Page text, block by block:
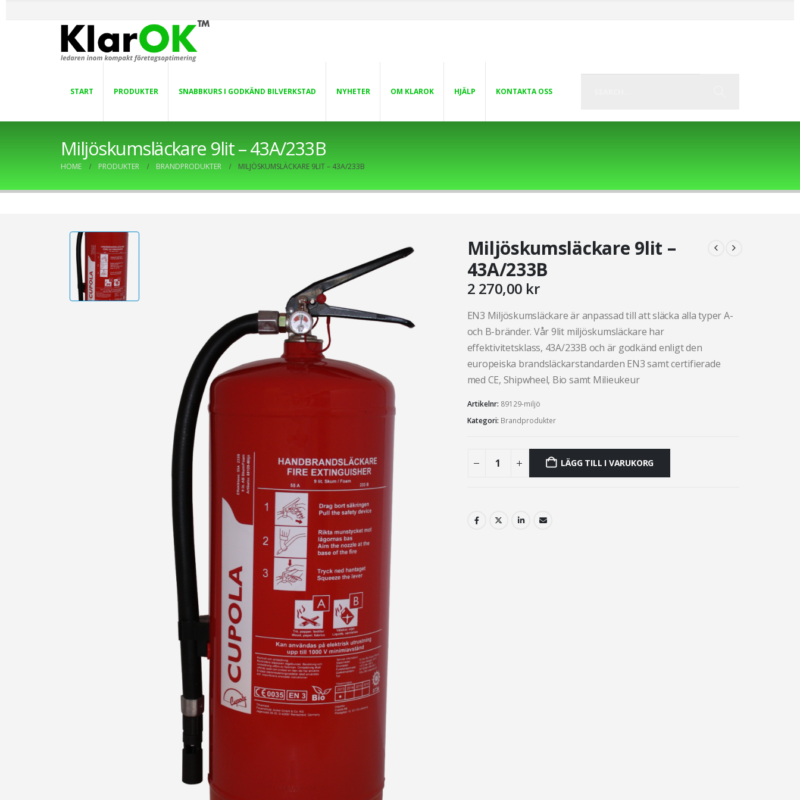
START PRODUKTER SNABBKURS I GODKÄND BILVERKSTAD NYHETER OM KLAROK HJÄLP KONTAKTA OSS
Miljöskumsläckare 9lit – 43A/233B
HOME PRODUKTER BRANDPRODUKTER MILJÖSKUMSLÄCKARE 9LIT – 43A/233B
Miljöskumsläckare 9lit –
43A/233B
2 270,00 kr
EN3 Miljöskumsläckare är anpassad till att släcka alla typer A-
och B-bränder. Vår 9lit miljöskumsläckare har
effektivitetsklass, 43A/233B och är godkänd enligt den
europeiska brandsläckarstandarden EN3 samt certifierade
med CE, Shipwheel, Bio samt Milieukeur
Artikelnr: 89129-miljö
Kategori: Brandprodukter
LÄGG TILL I VARUKORG